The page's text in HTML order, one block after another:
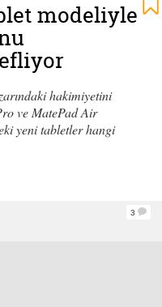
modeliyle
hakimiyetini
ve MatePad Air
yeni tabletler hangi
3